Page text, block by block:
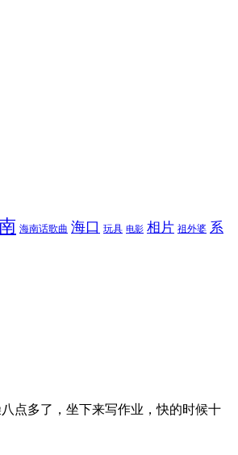
海南话歌曲 海口 玩具 电影 相片 祖外婆 系
点多了，坐下来写作业，快的时候十